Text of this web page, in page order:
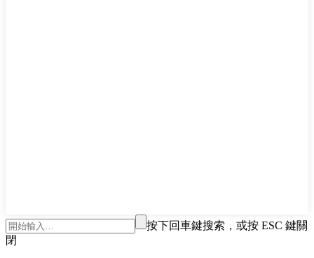
按下回車鍵搜索，或按 ESC 鍵關
閉